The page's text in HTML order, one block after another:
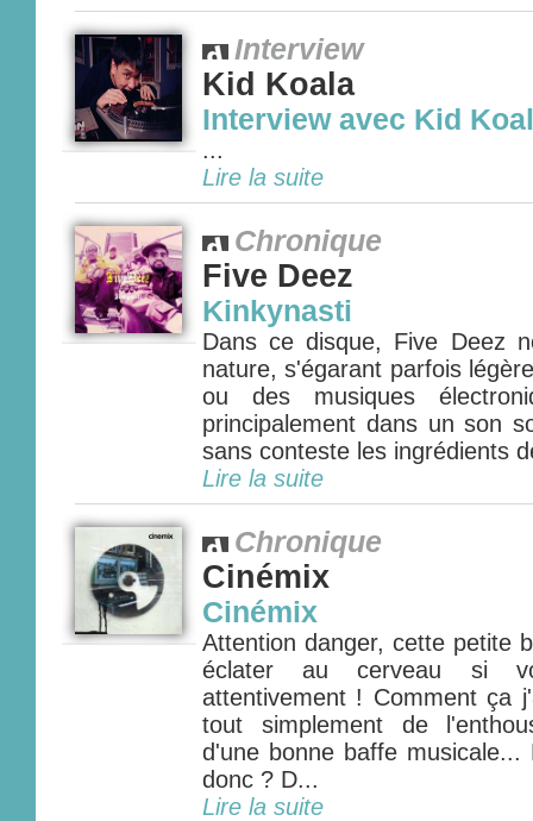
Interview
Kid Koala
Interview avec Kid
...
Lire la suite
Chronique
Five Deez
Kinkynasti
Dans ce disque, Five Deez
nature, s'égarant parfois
ou des musiques
principalement dans un son
sans conteste les ingrédients
Lire la suite
Chronique
Cinémix
Cinémix
Attention danger, cette petite
éclater au cerveau si
attentivement ! Comment ça
tout simplement de
d'une bonne baffe musicale...
donc ? D...
Lire la suite